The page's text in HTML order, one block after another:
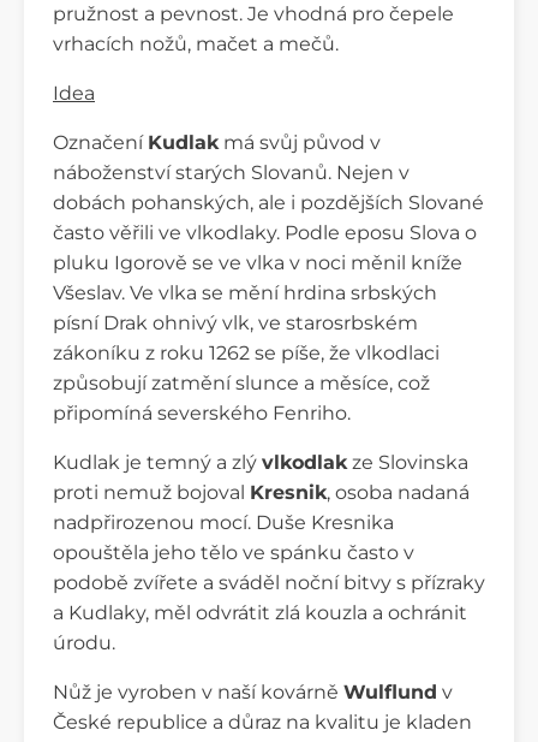
pružnost a pevnost. Je vhodná pro čepele
vrhacích nožů, mačet a mečů.
Idea
Označení Kudlak má svůj původ v
náboženství starých Slovanů. Nejen v
dobách pohanských, ale i pozdějších Slované
často věřili ve vlkodlaky. Podle eposu Slova o
pluku Igorově se ve vlka v noci měnil kníže
Všeslav. Ve vlka se mění hrdina srbských
písní Drak ohnivý vlk, ve starosrbském
zákoníku z roku 1262 se píše, že vlkodlaci
způsobují zatmění slunce a měsíce, což
připomíná severského Fenriho.
Kudlak je temný a zlý vlkodlak ze Slovinska
proti nemuž bojoval Kresnik, osoba nadaná
nadpřirozenou mocí. Duše Kresnika
opouštěla jeho tělo ve spánku často v
podobě zvířete a sváděl noční bitvy s přízraky
a Kudlaky, měl odvrátit zlá kouzla a ochránit
úrodu.
Nůž je vyroben v naší kovárně Wulflund v
České republice a důraz na kvalitu je kladen